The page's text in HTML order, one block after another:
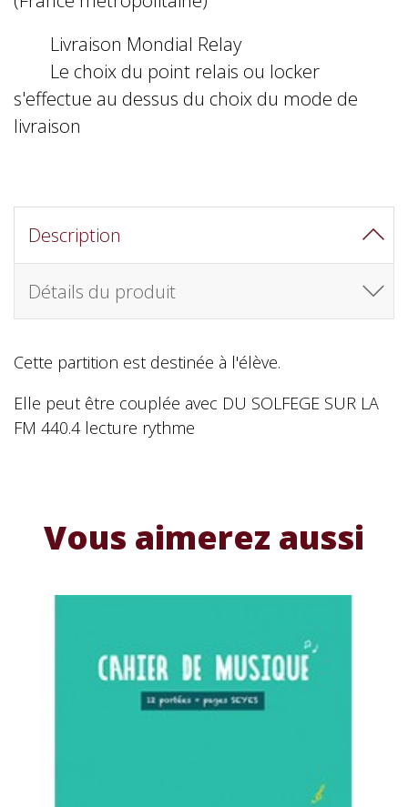
Livraison Mondial Relay
Le choix du point relais ou locker
s'effectue au dessus du choix du mode de
livraison
Description
Détails du produit
Cette partition est destinée à l'élève.
Elle peut être couplée avec DU SOLFEGE SUR LA
FM 440.4 lecture rythme
Vous aimerez aussi